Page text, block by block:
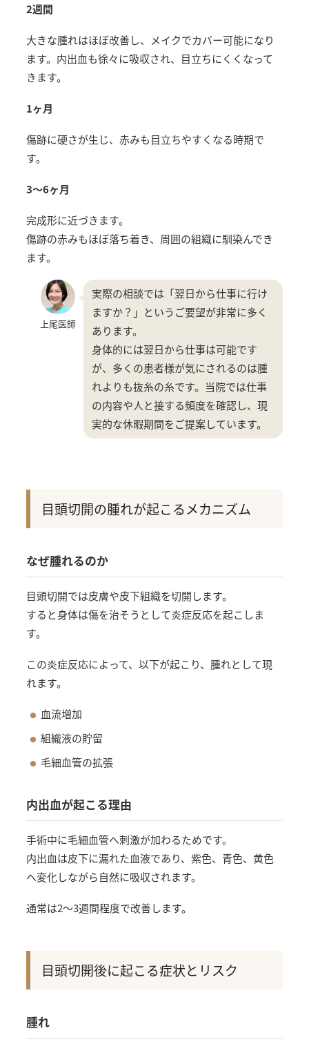
2週間
大きな腫れはほぼ改善し、メイクでカバー可能になり
ます。内出血も徐々に吸収され、目立ちにくくなって
きます。
1ヶ月
傷跡に硬さが生じ、赤みも目立ちやすくなる時期で
す。
3〜6ヶ月
完成形に近づきます。
傷跡の赤みもほぼ落ち着き、周囲の組織に馴染んでき
ます。
上尾医師
実際の相談では「翌日から仕事に行け
ますか？」というご要望が非常に多く
あります。
身体的には翌日から仕事は可能です
が、多くの患者様が気にされるのは腫
れよりも抜糸の糸です。当院では仕事
の内容や人と接する頻度を確認し、現
実的な休暇期間をご提案しています。
目頭切開の腫れが起こるメカニズム
なぜ腫れるのか
目頭切開では皮膚や皮下組織を切開します。
すると身体は傷を治そうとして炎症反応を起こしま
す。
この炎症反応によって、以下が起こり、腫れとして現
れます。
血流増加
組織液の貯留
毛細血管の拡張
内出血が起こる理由
手術中に毛細血管へ刺激が加わるためです。
内出血は皮下に漏れた血液であり、紫色、青色、黄色
へ変化しながら自然に吸収されます。
通常は2〜3週間程度で改善します。
目頭切開後に起こる症状とリスク
腫れ